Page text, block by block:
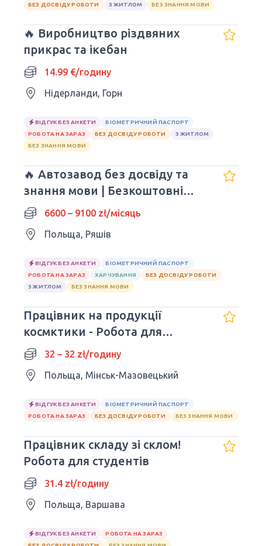
БЕЗ ДОСВІДУ РОБОТИ
З ЖИТЛОМ БЕЗ ЗНАННЯ МОВИ
🔥 Виробництво різдвяних
прикрас та ікебан
14.99 €/годину
Нідерланди, Горн
ВІДГУК БЕЗ АНКЕТИ
БІОМЕТРИЧНИЙ ПАСПОРТ
РОБОТА НА ЗАРАЗ
БЕЗ ДОСВІДУ РОБОТИ
З ЖИТЛОМ
БЕЗ ЗНАННЯ МОВИ
🔥 Автозавод без досвіду та
знання мови | Безкоштовні
обіди6600 – 9100 zł/місяць
Польща, Ряшів
ВІДГУК БЕЗ АНКЕТИ
БІОМЕТРИЧНИЙ ПАСПОРТ
РОБОТА НА ЗАРАЗ
ХАРЧУВАННЯ
БЕЗ ДОСВІДУ РОБОТИ
З ЖИТЛОМ
БЕЗ ЗНАННЯ МОВИ
Працівник на продукції
космктики - Робота для
студентів
32 – 32 zł/годину
Польща, Мінськ-Мазовецький
ВІДГУК БЕЗ АНКЕТИ
БІОМЕТРИЧНИЙ ПАСПОРТ
РОБОТА НА ЗАРАЗ
БЕЗ ДОСВІДУ РОБОТИ БЕЗ ЗНАННЯ МОВИ
Працівник складу зі склом!
Робота для студентів
31.4 zł/годину
Польща, Варшава
ВІДГУК БЕЗ АНКЕТИ
РОБОТА НА ЗАРАЗ